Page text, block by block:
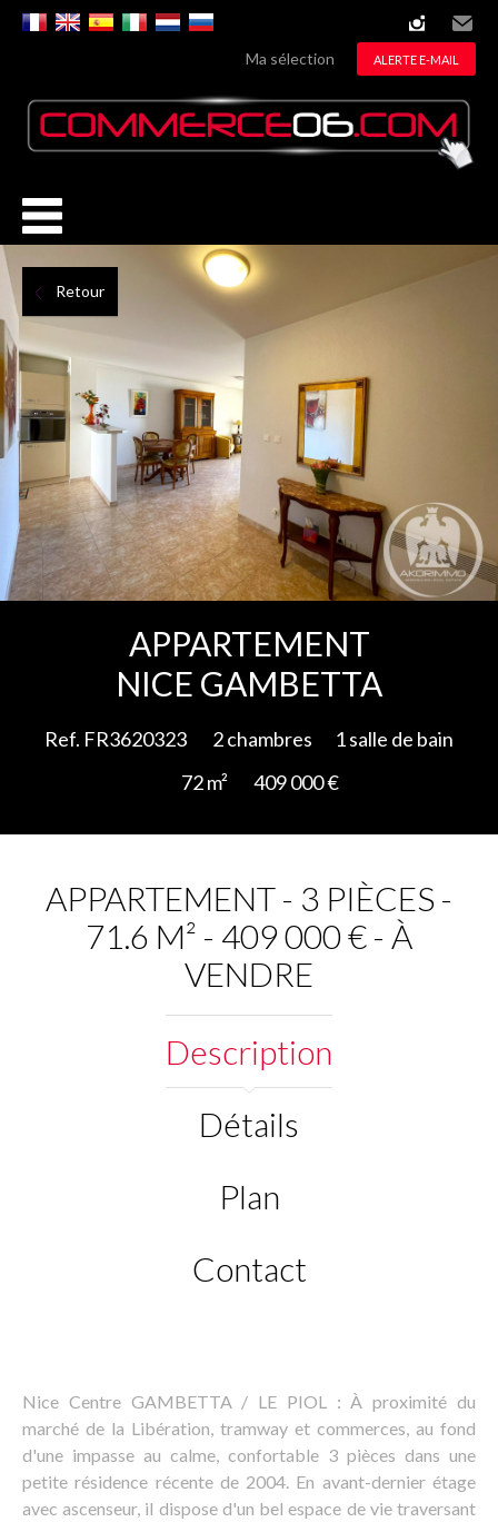
instagram
Email
Ma sélection ALERTE E-MAIL
Retour
APPARTEMENT
NICE GAMBETTA
Ref. FR3620323 2 chambres
1 salle de bain
72 m²
409 000 €
APPARTEMENT - 3 PIÈCES -
71.6 M² - 409 000 € - À
VENDRE
Description
Détails
Plan
Contact
Nice Centre GAMBETTA / LE PIOL : À proximité du
marché de la Libération, tramway et commerces, au fond
d'une impasse au calme, confortable 3 pièces dans une
petite résidence récente de 2004. En avant-dernier étage
avec ascenseur, il dispose d'un bel espace de vie traversant